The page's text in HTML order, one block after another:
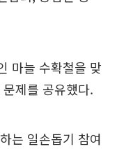
마늘 수확철을 맞
제를 공유했다.
는 일손돕기 참여